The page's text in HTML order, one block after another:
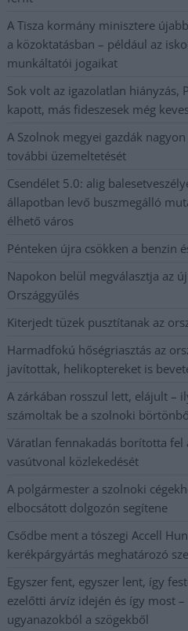
A Tisza kormány minisztere
a közoktatásban – például az
munkáltatói jogaikat
Sok volt az igazolatlan hiányzás,
kapott, más fideszesek még
A Szolnok megyei gazdák nagyon
további üzemeltetését
Csendélet 5.0: alig
állapotban levő buszmegálló
élhető város
Pénteken újra csökken a benzin
Napokon belül megválasztja az
Országgyűlés
Kiterjedt tüzek pusztítanak az
Harmadfokú hőségriasztás az
javítottak, helikoptereket is
A zárkában rosszul lett, elájult –
számoltak be a szolnoki
Váratlan fennakadás borította fel
vasútvonal közlekedését
A polgármester a szolnoki
elbocsátott dolgozón segítene
Csődbe ment a tószegi Accell
kerékpárgyártás meghatározó
Egyszer fent, egyszer lent, így
ezelőtti árvíz idején és így most
ugyanazokból a szögekből